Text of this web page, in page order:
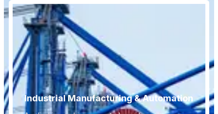
Industrial Manufacturing & Automation